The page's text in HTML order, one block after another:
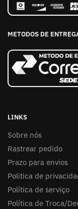
METODOS DE
LINKS
Sobre nós
Rastrear pedido
Prazo para envios
Politica de
Política de serviço
Política de Troca/